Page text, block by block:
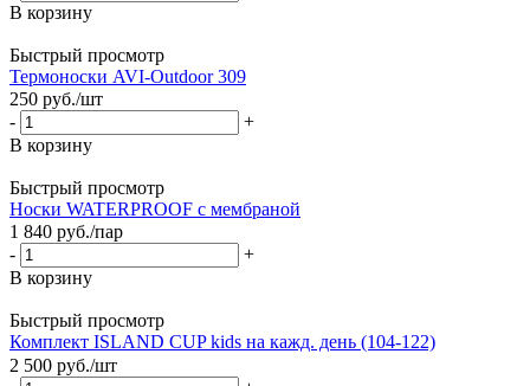
В корзину
Быстрый просмотр
Термоноски AVI-Outdoor 309
250 руб./шт
-
+
В корзину
Быстрый просмотр
Носки WATERPROOF с мембраной
1 840 руб./пар
-
+
В корзину
Быстрый просмотр
Комплект ISLAND CUP kids на кажд. день (104-122)
2 500 руб./шт